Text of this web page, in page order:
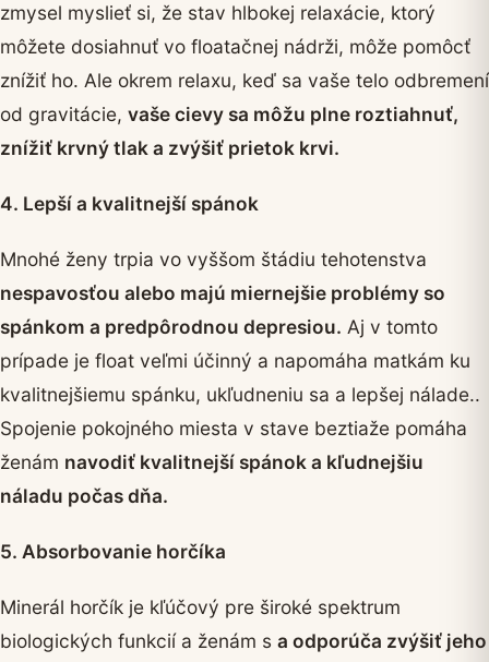
zmysel myslieť si, že stav hlbokej relaxácie, ktorý
môžete dosiahnuť vo floatačnej nádrži, môže pomôcť
znížiť ho. Ale okrem relaxu, keď sa vaše telo odbremení
od gravitácie, vaše cievy sa môžu plne roztiahnuť,
znížiť krvný tlak a zvýšiť prietok krvi.
4. Lepší a kvalitnejší spánok
Mnohé ženy trpia vo vyššom štádiu tehotenstva
nespavosťou alebo majú miernejšie problémy so
spánkom a predpôrodnou depresiou. Aj v tomto
prípade je float veľmi účinný a napomáha matkám ku
kvalitnejšiemu spánku, ukľudneniu sa a lepšej nálade..
Spojenie pokojného miesta v stave beztiaže pomáha
ženám navodiť kvalitnejší spánok a kľudnejšiu
náladu počas dňa.
5. Absorbovanie horčíka
Minerál horčík je kľúčový pre široké spektrum
biologických funkcií a ženám s a odporúča zvýšiť jeho